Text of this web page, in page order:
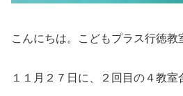
こんにちは。こどもプラス行徳教
１１月２７日に、２回目の４教室